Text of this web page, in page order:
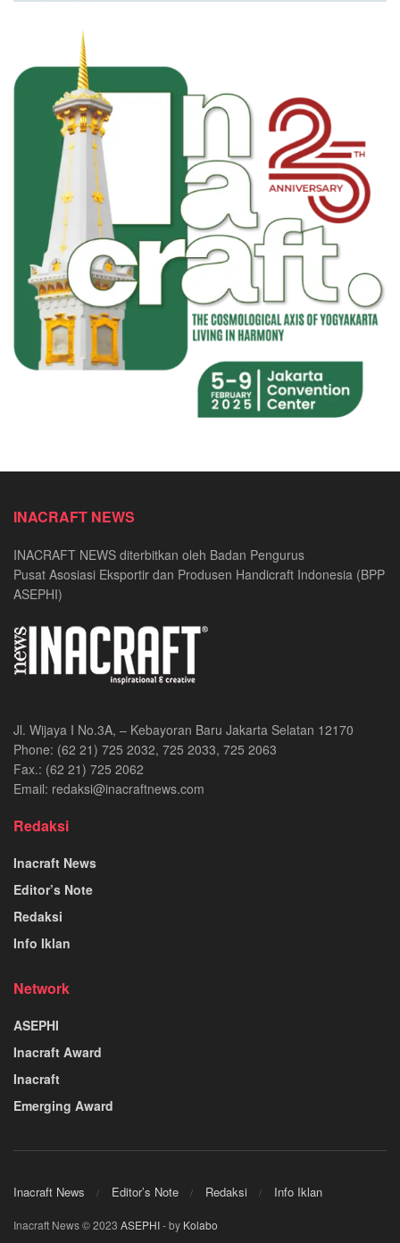
INACRAFT NEWS
INACRAFT NEWS diterbitkan oleh Badan Pengurus
Pusat Asosiasi Eksportir dan Produsen Handicraft Indonesia (BPP
ASEPHI)
Jl. Wijaya I No.3A, – Kebayoran Baru Jakarta Selatan 12170
Phone: (62 21) 725 2032, 725 2033, 725 2063
Fax.: (62 21) 725 2062
Email: redaksi@inacraftnews.com
Redaksi
Inacraft News
Editor’s Note
Redaksi
Info Iklan
Network
ASEPHI
Inacraft Award
Inacraft
Emerging Award
Inacraft News Editor’s Note Redaksi Info Iklan
Inacraft News © 2023 ASEPHI- by Kolabo